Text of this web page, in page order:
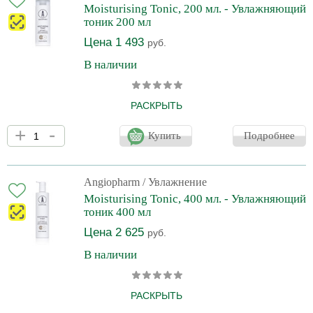
сиянием. Благодаря компонентам натурального увлажняющего
фактора быстро в
Moisturising Tonic, 200 мл. - Увлажняющий
тоник 200 мл
Цена 1 493 руб.
В наличии
РАСКРЫТЬ
Производитель оставляет за собой право на внесение
изменений в конструкцию и дизайн упаковки без
предварительного уведомления. Вы можете уточнить
интернет-магазина перед оформлением заказа. Тоник
оказывает выраженное пролонгированное увлажняющее
действие, уменьшает раздражение и ускоряет процессы
регенерации, улучшает работу фибробластов и усиливает
синтез компонентов дермального матрикс
+ - Купить Подробнее
Angiopharm / Увлажнение
Moisturising Tonic, 400 мл. - Увлажняющий
тоник 400 мл
Цена 2 625 руб.
В наличии
РАСКРЫТЬ